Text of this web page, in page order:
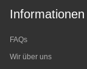
Informationen
FAQs
Wir über uns